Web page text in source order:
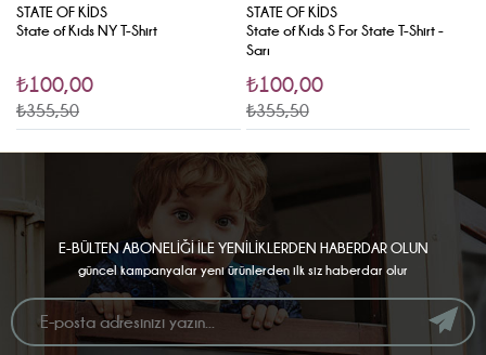
STATE OF KIDS
State of Kids NY T-Shirt
₺100,00
₺355,50
STATE OF KIDS
State of Kids S For State T-Shirt -
Sarı
₺100,00
₺355,50
E-BÜLTEN ABONELİĞİ İLE YENİLİKLERDEN HABERDAR OLUN
güncel kampanyalar yeni ürünlerden ilk siz haberdar olur